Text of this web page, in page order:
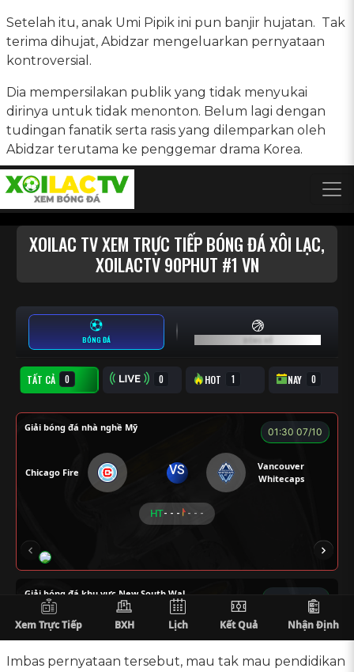
Setelah itu, anak Umi Pipik ini pun banjir hujatan. Tak
terima dihujat, Abidzar mengeluarkan pernyataan
kontroversial.
Dia mempersilakan publik yang tidak menyukai
dirinya untuk tidak menonton. Belum lagi dengan
tudingan fanatik serta rasis yang dilemparkan oleh
Abidzar terutama ke penggemar drama Korea.
Imbas pernyataan tersebut, mau tak mau pendidikan